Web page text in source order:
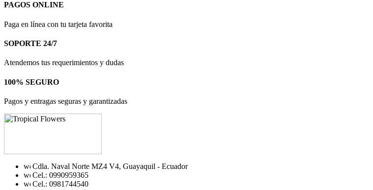
PAGOS ONLINE
Paga en línea con tu tarjeta favorita
SOPORTE 24/7
Atendemos tus requerimientos y dudas
100% SEGURO
Pagos y entragas seguras y garantizadas
Cdla. Naval Norte MZ4 V4, Guayaquil - Ecuador
Cel.: 0990959365
Cel.: 0981744540